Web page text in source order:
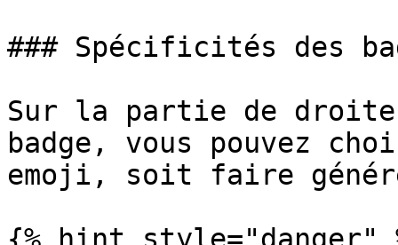
### Spécificités des
Sur la partie de
badge, vous pouvez
emoji, soit faire